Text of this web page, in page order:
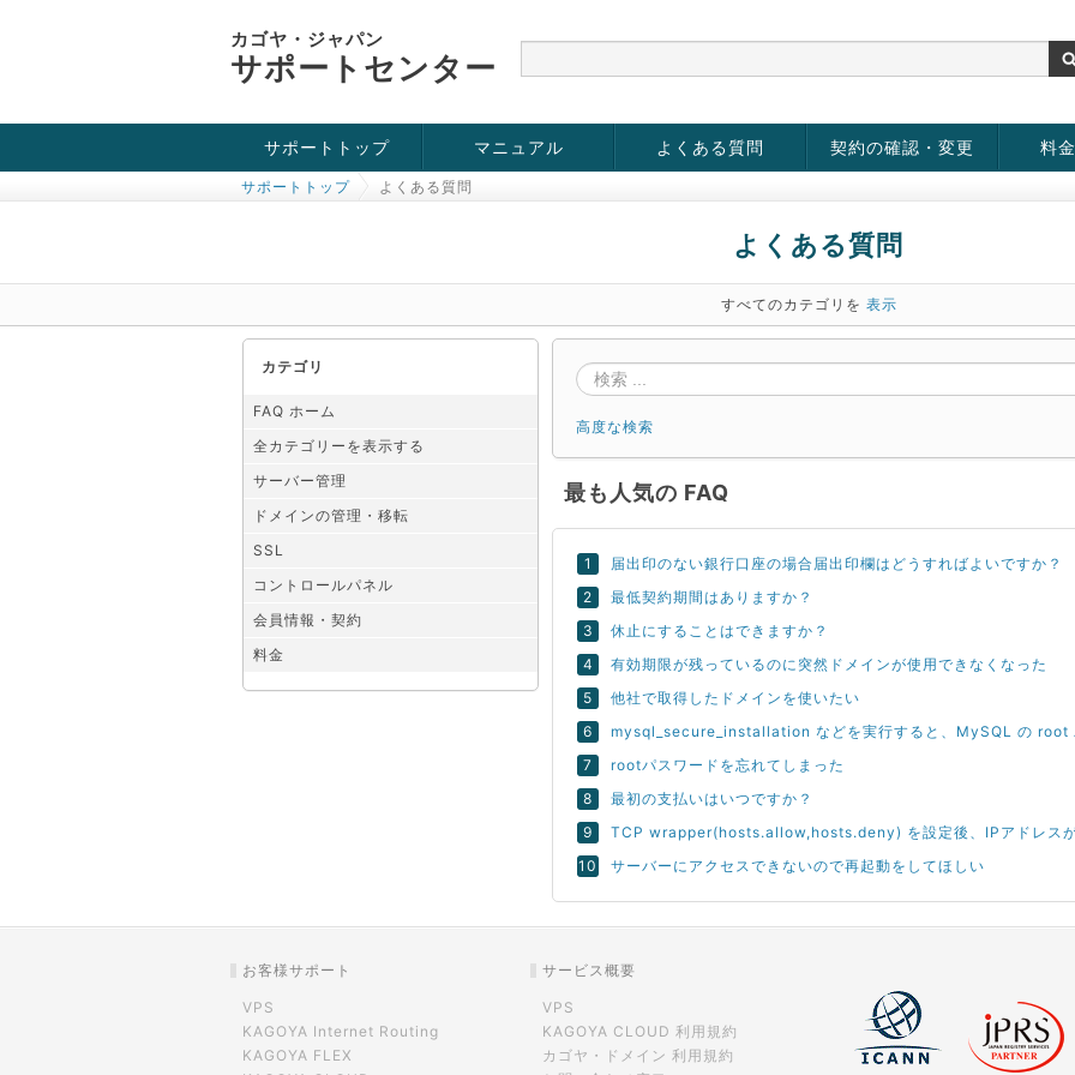
カゴヤ・ジャパン
サポートセンター
サポートトップ
お役立ち情報
チュートリアル
障害・メンテナンス情報
マニュアル よくある質問 契約の確認・変更 料
サポートトップ よくある質問
よくある質問
すべてのカテゴリを 表示
カテゴリ
FAQ ホーム
全カテゴリーを表示する
サーバー管理
ドメインの管理・移転
SSL
コントロールパネル
会員情報・契約
料金
高度な検索
最も人気の FAQ
届出印のない銀行口座の場合届出印欄はどうすればよいですか？
最低契約期間はありますか？
休止にすることはできますか？
有効期限が残っているのに突然ドメインが使用できなくなった
他社で取得したドメインを使いたい
mysql_secure_installation などを実行すると、MySQL の root
rootパスワードを忘れてしまった
最初の支払いはいつですか？
TCP wrapper(hosts.allow,hosts.deny) を設定後、IPアドレス
サーバーにアクセスできないので再起動をしてほしい
お客様サポート
VPS
KAGOYA Internet Routing
KAGOYA FLEX
サービス概要
VPS
KAGOYA CLOUD 利用規約
カゴヤ・ドメイン 利用規約